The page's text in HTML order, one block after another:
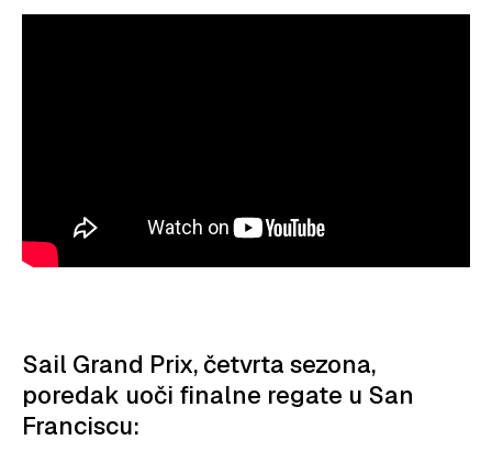
Sail Grand Prix, četvrta sezona,
poredak uoči finalne regate u San
Franciscu: